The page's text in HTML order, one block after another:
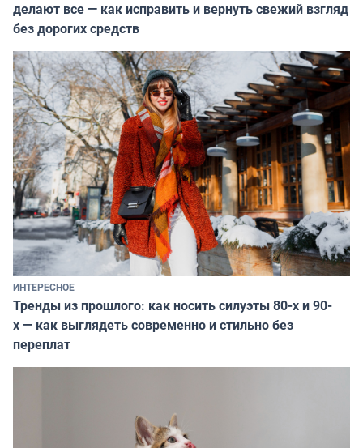
делают все — как исправить и вернуть свежий взгляд
без дорогих средств
ИНТЕРЕСНОЕ
Тренды из прошлого: как носить силуэты 80-х и 90-
х — как выглядеть современно и стильно без
переплат